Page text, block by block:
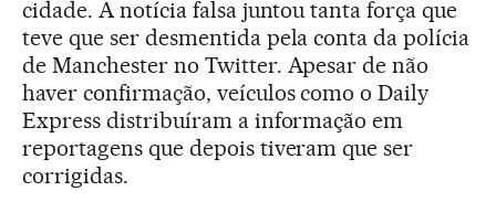
cidade. A notícia falsa juntou tanta força que
teve que ser desmentida pela conta da polícia
de Manchester no Twitter. Apesar de não
haver confirmação, veículos como o Daily
Express distribuíram a informação em
reportagens que depois tiveram que ser
corrigidas.